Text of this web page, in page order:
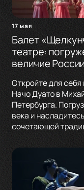
17 мая
Балет
театре:
величие России
Откройте для
Начо Дуато в
Петербурга.
века и
сочетающей